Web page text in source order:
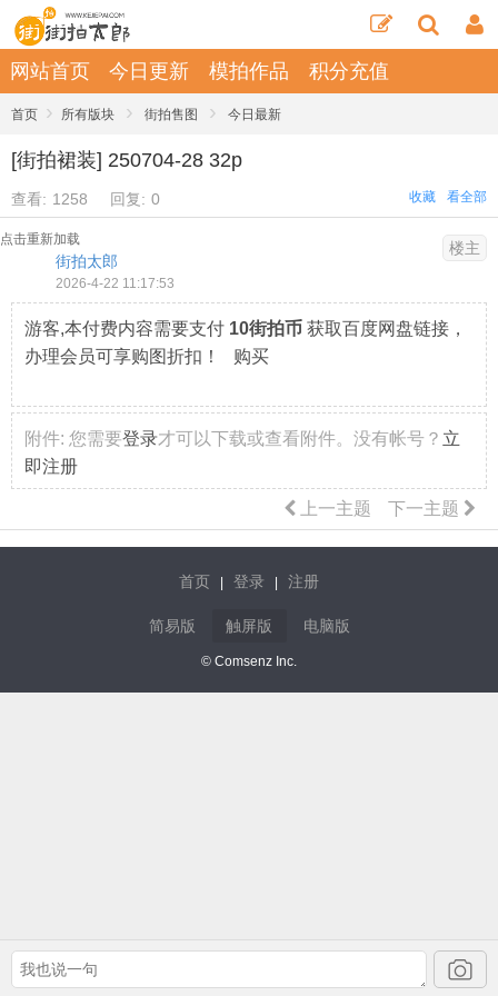
网站首页 今日更新 模拍作品 积分充值
首页 › 所有版块 › 街拍售图 › 今日最新
[街拍裙装] 250704-28 32p
查看: 1258 回复: 0 看全部
收藏
点击重新加载
街拍太郎
2026-4-22 11:17:53
楼主
游客,本付费内容需要支付 10街拍币 获取百度网盘链接，
办理会员可享购图折扣！ 购买
附件: 您需要登录才可以下载或查看附件。没有帐号？ 立
即注册
下一主题
上一主题
首页 登录 注册
简易版 触屏版 电脑版
© Comsenz Inc.